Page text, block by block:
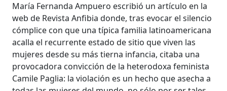
María Fernanda Ampuero escribió un artículo en la
web de Revista Anfibia donde, tras evocar el silencio
cómplice con que una típica familia latinoamericana
acalla el recurrente estado de sitio que viven las
mujeres desde su más tierna infancia, citaba una
provocadora convicción de la heterodoxa feminista
Camile Paglia: la violación es un hecho que asecha a